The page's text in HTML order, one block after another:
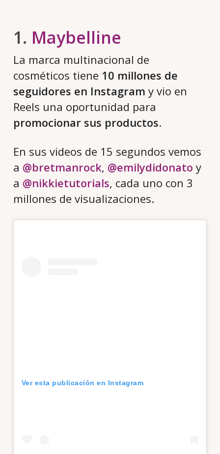
1. Maybelline
La marca multinacional de
cosméticos tiene 10 millones de
seguidores en Instagram y vio en
Reels una oportunidad para
promocionar sus productos.
En sus videos de 15 segundos vemos
a @bretmanrock, @emilydidonato y
a @nikkietutorials, cada uno con 3
millones de visualizaciones.
Ver esta publicación en Instagram